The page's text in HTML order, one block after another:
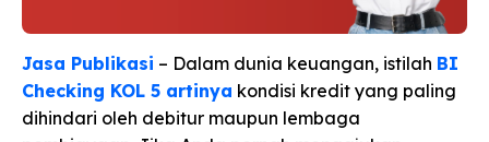
Jasa Publikasi – Dalam dunia keuangan, istilah BI
Checking KOL 5 artinya kondisi kredit yang paling
dihindari oleh debitur maupun lembaga